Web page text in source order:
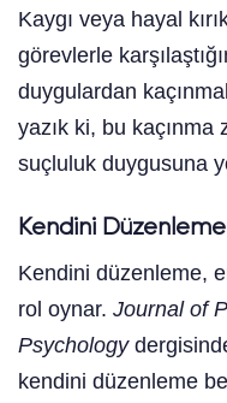
Kaygı veya hayal
görevlerle
duygulardan
yazık ki, bu
suçluluk duygusuna
Kendini
Kendini düzenleme,
rol oynar. Journal of
Psychology
kendini düzenleme